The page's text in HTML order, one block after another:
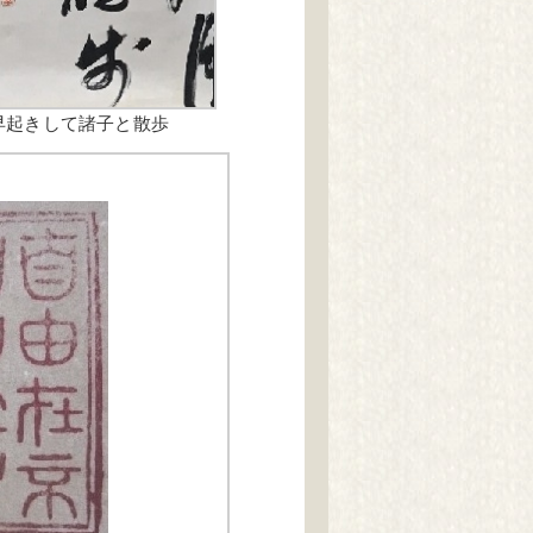
起きして諸子と散歩